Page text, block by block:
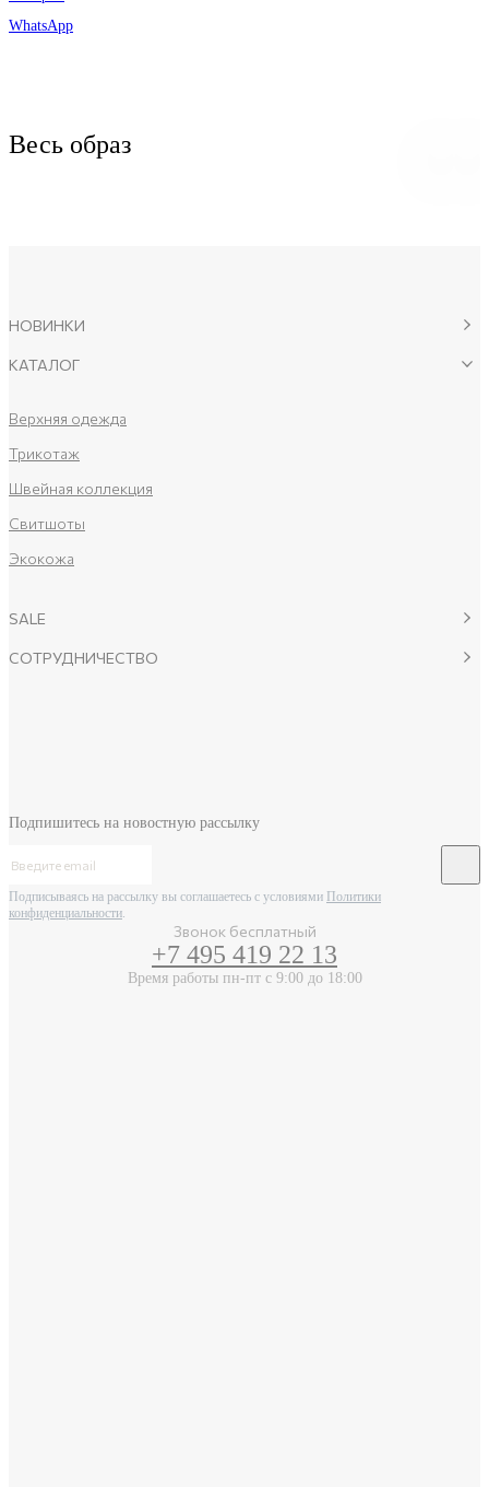
WhatsApp
Весь образ
НОВИНКИ
КАТАЛОГ
Верхняя одежда
Трикотаж
Швейная коллекция
Свитшоты
Экокожа
SALE
СОТРУДНИЧЕСТВО
Звонок бесплатный
+7 495 419 22 13
Время работы пн-пт с 9:00 до 18:00
Подпишитесь на новостную рассылку
Подписываясь на рассылку вы соглашаетесь с условиями Политики
конфиденциальности.